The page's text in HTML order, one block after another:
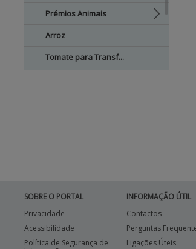
Prémios Animais
Arroz
Tomate para Transf...
SOBRE O PORTAL
Privacidade
Acessibilidade
Política de Segurança de
INFORMAÇÃO ÚTIL
Contactos
Perguntas
Ligações Úteis